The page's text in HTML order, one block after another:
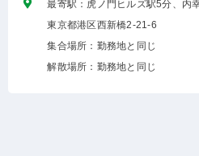
最寄駅：虎ノ門ヒルズ駅5分、内
東京都港区西新橋2-21-6
集合場所：勤務地と同じ
解散場所：勤務地と同じ